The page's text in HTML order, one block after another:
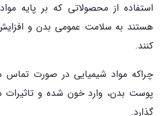
استفاده از محصولاتی که بر پایه
هستند به سلامت عمومی بدن و
کنند.
چراکه مواد شیمیایی در صورت تماس
پوست بدن، وارد خون شده و
گذارد.